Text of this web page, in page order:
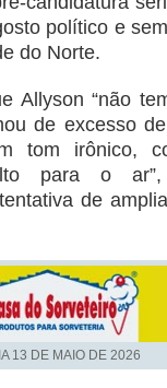
político e
do Norte.
Allyson “não
de excesso
tom irônico,
para o
de
13 DE MAIO DE 2026